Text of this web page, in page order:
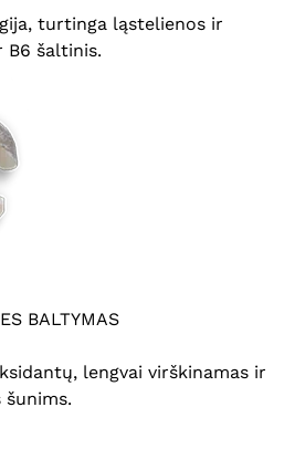
turtinga ląstelienos ir
B6 šaltinis.
BALTYMAS
lengvai virškinamas ir